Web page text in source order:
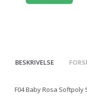
BESKRIVELSE
F04 Baby Rosa Softpoly